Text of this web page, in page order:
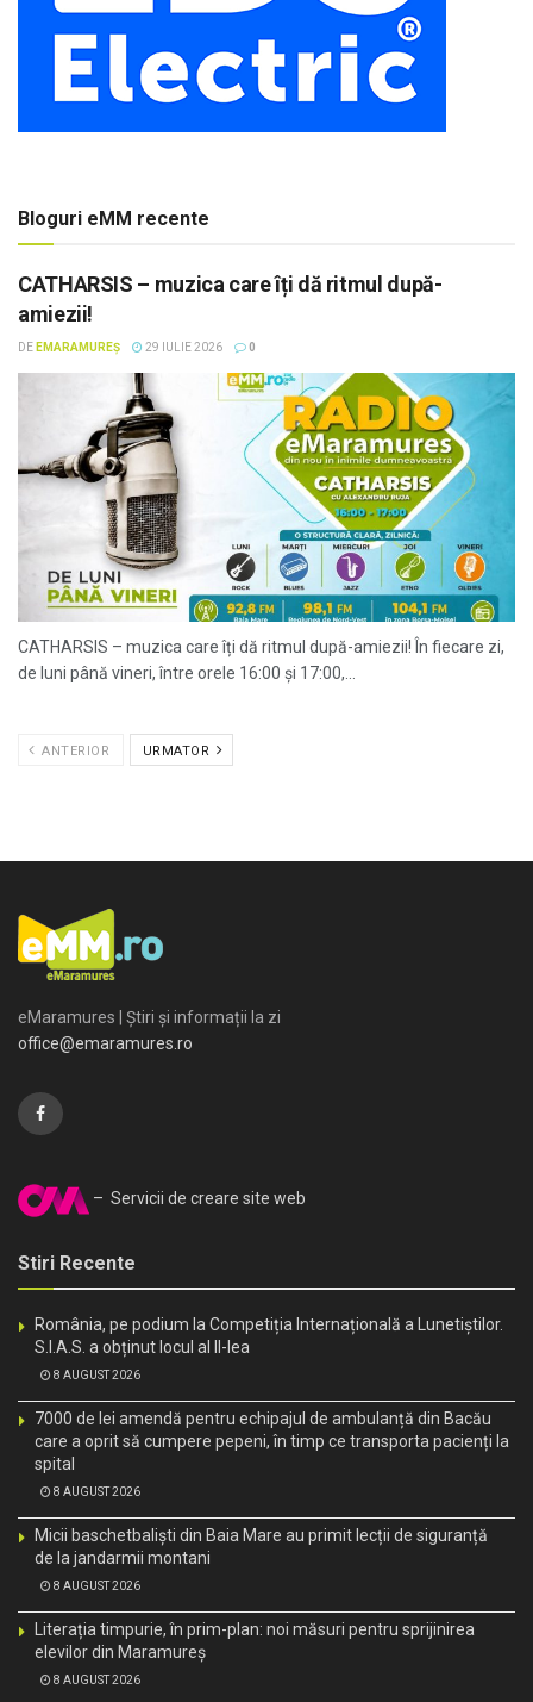
Bloguri eMM recente
CATHARSIS – muzica care îți dă ritmul după-
amiezii!
DE EMARAMUREȘ 29 IULIE 2026 0
CATHARSIS – muzica care îți dă ritmul după-amiezii! În fiecare zi,
de luni până vineri, între orele 16:00 și 17:00,...
ANTERIOR URMATOR
eMaramures | Știri și informații la zi
office@emaramures.ro
– Servicii de creare site web
Stiri Recente
România, pe podium la Competiția Internațională a Lunetiștilor.
S.I.A.S. a obținut locul al II-lea
8 AUGUST 2026
7000 de lei amendă pentru echipajul de ambulanță din Bacău
care a oprit să cumpere pepeni, în timp ce transporta pacienți la
spital
8 AUGUST 2026
Micii baschetbaliști din Baia Mare au primit lecții de siguranță
de la jandarmii montani
8 AUGUST 2026
Literația timpurie, în prim-plan: noi măsuri pentru sprijinirea
elevilor din Maramureș
8 AUGUST 2026